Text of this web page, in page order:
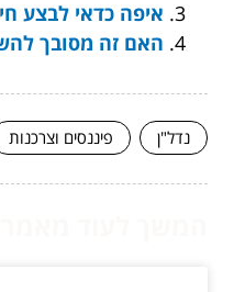
איפה כדאי לבצע
האם זה מסובך
נדל"ן פיננסים וצרכנות